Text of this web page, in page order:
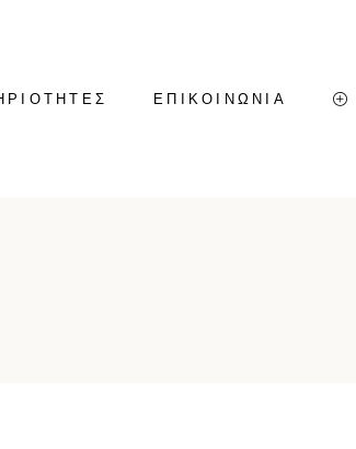
ΕΠΙΚΟΙΝΩΝΙΑ